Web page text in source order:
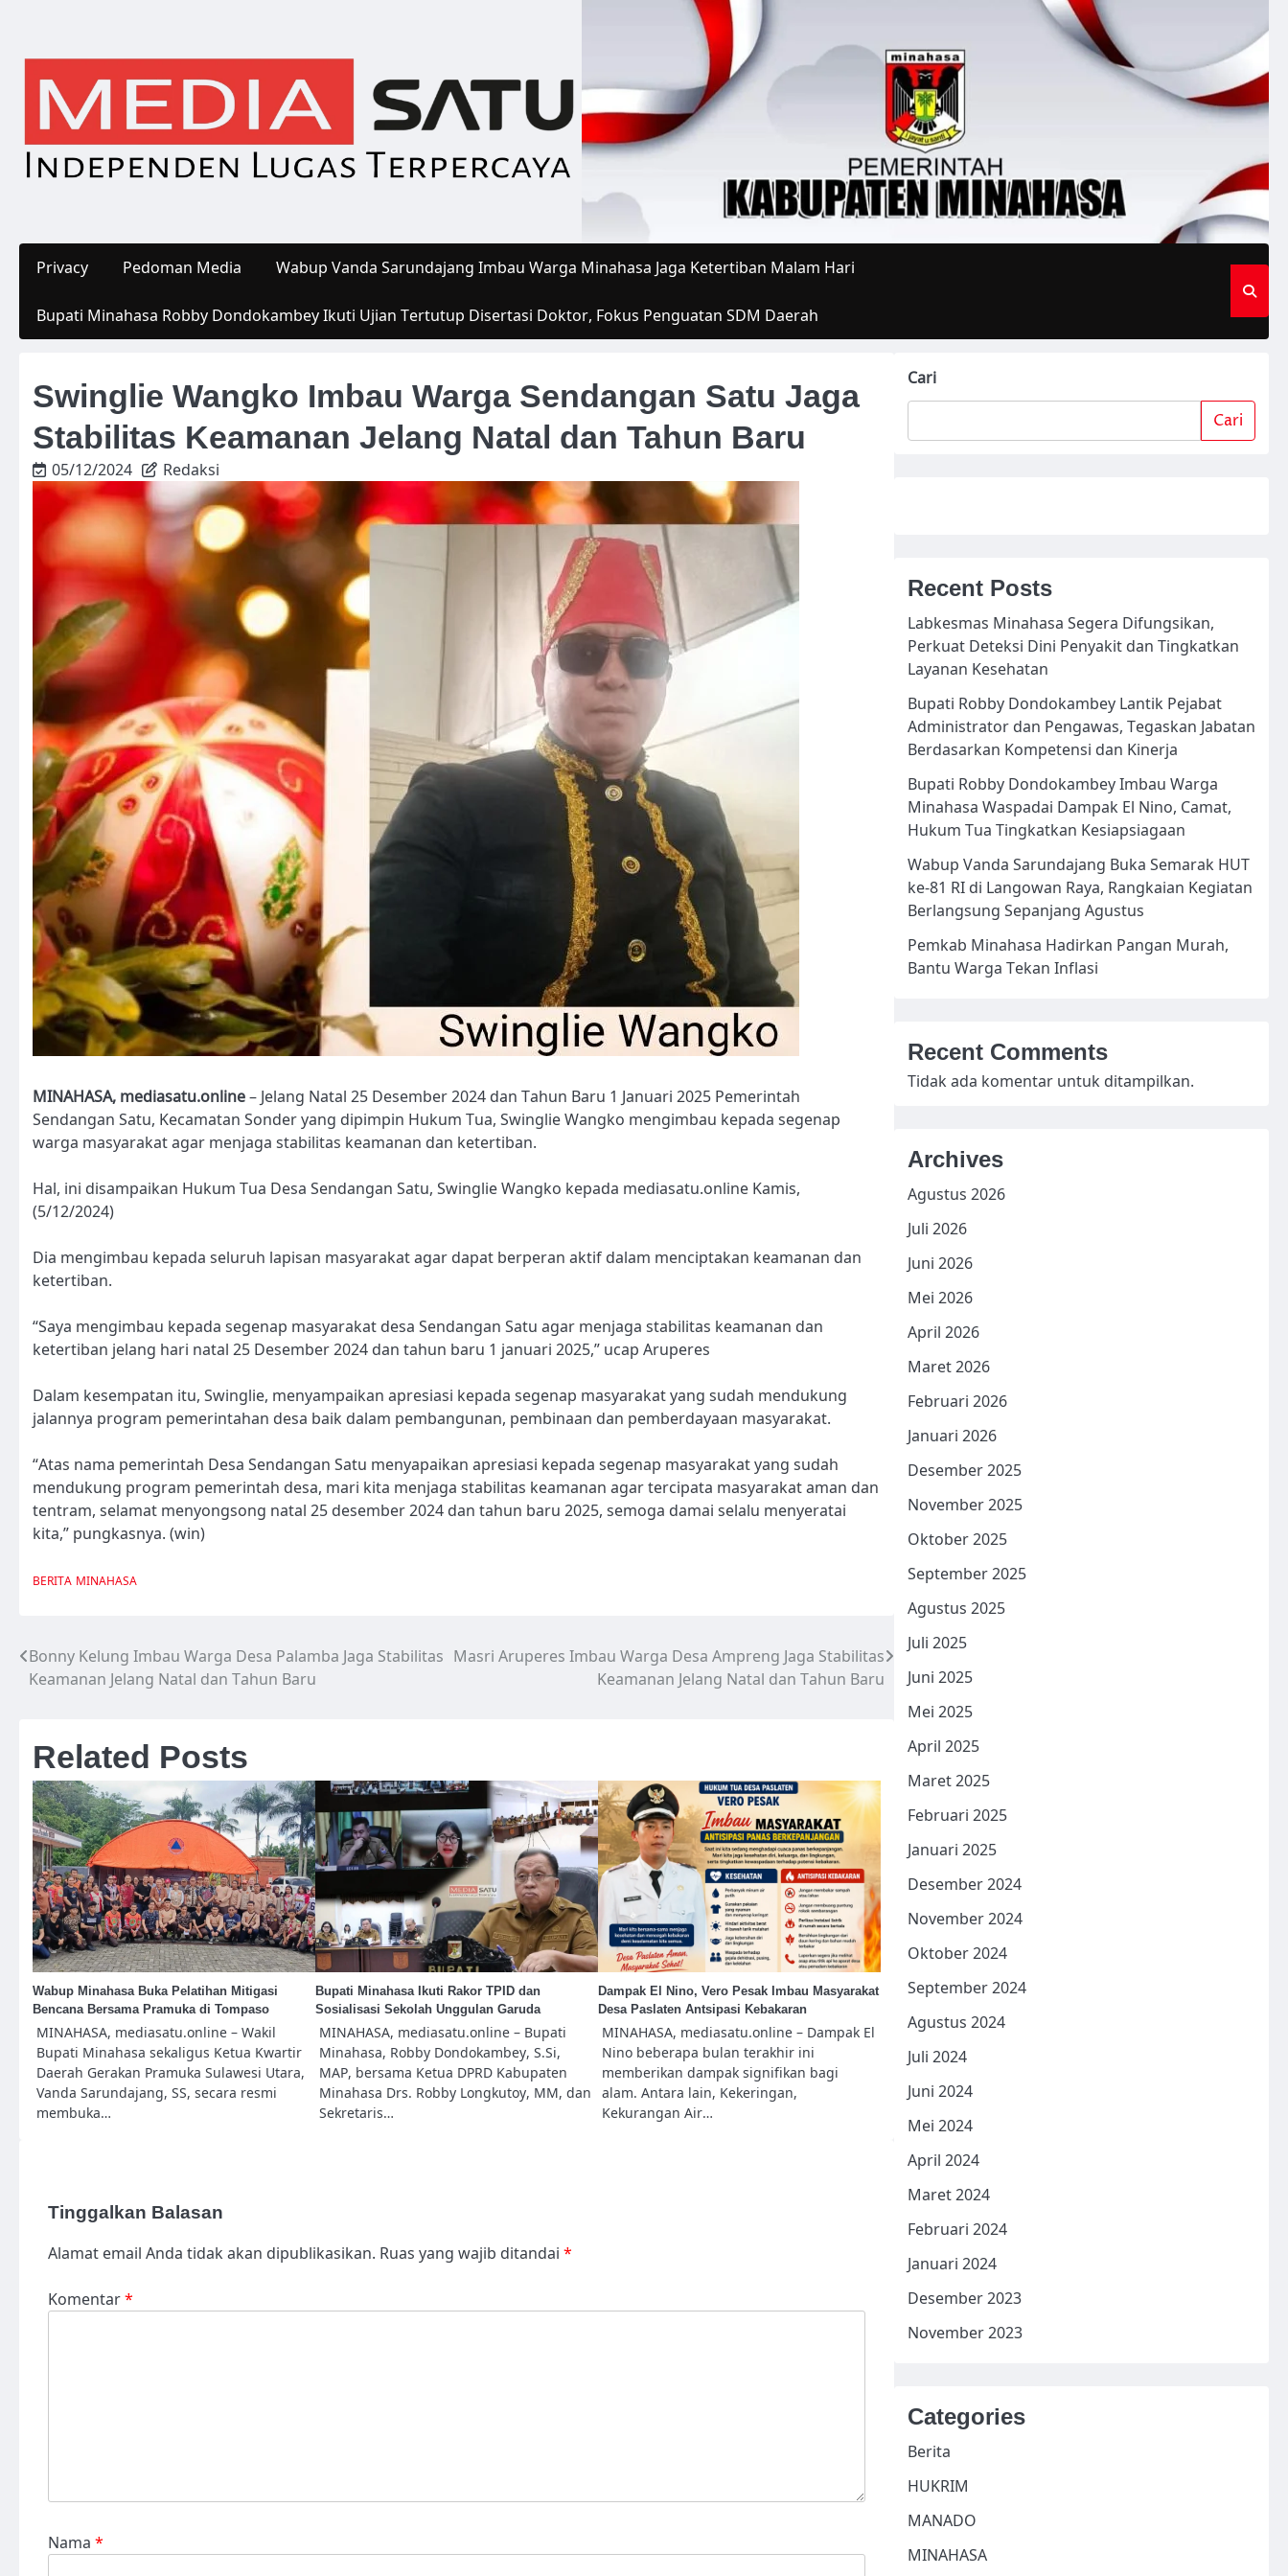
content
Privacy Pedoman Media Wabup Vanda Sarundajang Imbau Warga Minahasa Jaga Ketertiban Malam Hari
Bupati Minahasa Robby Dondokambey Ikuti Ujian Tertutup Disertasi Doktor, Fokus Penguatan SDM Daerah
Swinglie Wangko Imbau Warga Sendangan Satu Jaga
Stabilitas Keamanan Jelang Natal dan Tahun Baru
05/12/2024 Redaksi
MINAHASA, mediasatu.online– Jelang Natal 25 Desember 2024 dan Tahun Baru 1 Januari 2025 Pemerintah
Sendangan Satu, Kecamatan Sonder yang dipimpin Hukum Tua, Swinglie Wangko mengimbau kepada segenap
warga masyarakat agar menjaga stabilitas keamanan dan ketertiban.
Hal, ini disampaikan Hukum Tua Desa Sendangan Satu, Swinglie Wangko kepada mediasatu.online Kamis,
(5/12/2024)
Dia mengimbau kepada seluruh lapisan masyarakat agar dapat berperan aktif dalam menciptakan keamanan dan
ketertiban.
“Saya mengimbau kepada segenap masyarakat desa Sendangan Satu agar menjaga stabilitas keamanan dan
ketertiban jelang hari natal 25 Desember 2024 dan tahun baru 1 januari 2025,” ucap Aruperes
Dalam kesempatan itu, Swinglie, menyampaikan apresiasi kepada segenap masyarakat yang sudah mendukung
jalannya program pemerintahan desa baik dalam pembangunan, pembinaan dan pemberdayaan masyarakat.
“Atas nama pemerintah Desa Sendangan Satu menyapaikan apresiasi kepada segenap masyarakat yang sudah
mendukung program pemerintah desa, mari kita menjaga stabilitas keamanan agar tercipata masyarakat aman dan
tentram, selamat menyongsong natal 25 desember 2024 dan tahun baru 2025, semoga damai selalu menyeratai
kita,” pungkasnya. (win)
BERITA MINAHASA
Navigasi
Bonny Kelung Imbau Warga Desa Palamba Jaga Stabilitas
Keamanan Jelang Natal dan Tahun Baru
Masri Aruperes Imbau Warga Desa Ampreng Jaga Stabilitas
Keamanan Jelang Natal dan Tahun Baru
Related Posts
Wabup Minahasa Buka Pelatihan Mitigasi
Bencana Bersama Pramuka di Tompaso
MINAHASA, mediasatu.online – Wakil
Bupati Minahasa sekaligus Ketua Kwartir
Daerah Gerakan Pramuka Sulawesi Utara,
Vanda Sarundajang, SS, secara resmi
membuka…
Bupati Minahasa Ikuti Rakor TPID dan
Sosialisasi Sekolah Unggulan Garuda
MINAHASA, mediasatu.online – Bupati
Minahasa, Robby Dondokambey, S.Si,
MAP, bersama Ketua DPRD Kabupaten
Minahasa Drs. Robby Longkutoy, MM, dan
Sekretaris…
Dampak El Nino, Vero Pesak Imbau Masyarakat
Desa Paslaten Antsipasi Kebakaran
MINAHASA, mediasatu.online – Dampak El
Nino beberapa bulan terakhir ini
memberikan dampak signifikan bagi
alam. Antara lain, Kekeringan,
Kekurangan Air…
Tinggalkan Balasan
Alamat email Anda tidak akan dipublikasikan. Ruas yang wajib ditandai *
Komentar*
Nama *
Cari
Cari
Recent Posts
Labkesmas Minahasa Segera Difungsikan,
Perkuat Deteksi Dini Penyakit dan Tingkatkan
Layanan Kesehatan
Bupati Robby Dondokambey Lantik Pejabat
Administrator dan Pengawas, Tegaskan Jabatan
Berdasarkan Kompetensi dan Kinerja
Bupati Robby Dondokambey Imbau Warga
Minahasa Waspadai Dampak El Nino, Camat,
Hukum Tua Tingkatkan Kesiapsiagaan
Wabup Vanda Sarundajang Buka Semarak HUT
ke-81 RI di Langowan Raya, Rangkaian Kegiatan
Berlangsung Sepanjang Agustus
Pemkab Minahasa Hadirkan Pangan Murah,
Bantu Warga Tekan Inflasi
Recent Comments
Tidak ada komentar untuk ditampilkan.
Archives
Agustus 2026
Juli 2026
Juni 2026
Mei 2026
April 2026
Maret 2026
Februari 2026
Januari 2026
Desember 2025
November 2025
Oktober 2025
September 2025
Agustus 2025
Juli 2025
Juni 2025
Mei 2025
April 2025
Maret 2025
Februari 2025
Januari 2025
Desember 2024
November 2024
Oktober 2024
September 2024
Agustus 2024
Juli 2024
Juni 2024
Mei 2024
April 2024
Maret 2024
Februari 2024
Januari 2024
Desember 2023
November 2023
Categories
Berita
HUKRIM
MANADO
MINAHASA